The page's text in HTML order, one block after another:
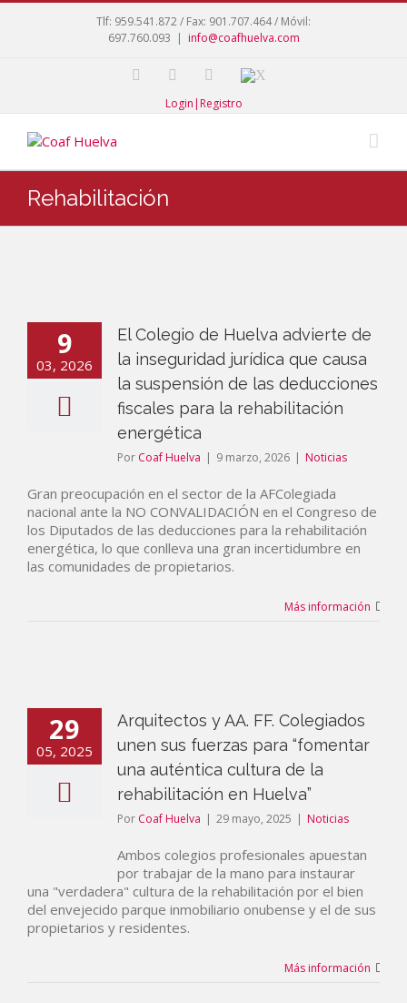
Tlf: 959.541.872 / Fax: 901.707.464 / Móvil:
697.760.093 | info@coafhuelva.com
Login|Registro
Rehabilitación
9
03, 2026
El Colegio de Huelva advierte de
la inseguridad jurídica que causa
la suspensión de las deducciones
fiscales para la rehabilitación
energética
Por Coaf Huelva | 9 marzo, 2026 | Noticias
Gran preocupación en el sector de la AFColegiada
nacional ante la NO CONVALIDACIÓN en el Congreso de
los Diputados de las deducciones para la rehabilitación
energética, lo que conlleva una gran incertidumbre en
las comunidades de propietarios.
Más información
29
05, 2025
Arquitectos y AA. FF. Colegiados
unen sus fuerzas para “fomentar
una auténtica cultura de la
rehabilitación en Huelva”
Por Coaf Huelva | 29 mayo, 2025 | Noticias
Ambos colegios profesionales apuestan
por trabajar de la mano para instaurar
una "verdadera" cultura de la rehabilitación por el bien
del envejecido parque inmobiliario onubense y el de sus
propietarios y residentes.
Más información